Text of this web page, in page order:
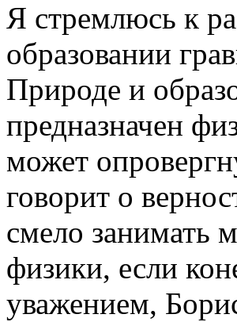
Я стремлюсь к
образовании
Природе и
предназначен
может
говорит о
смело занимать
физики, если
уважением,